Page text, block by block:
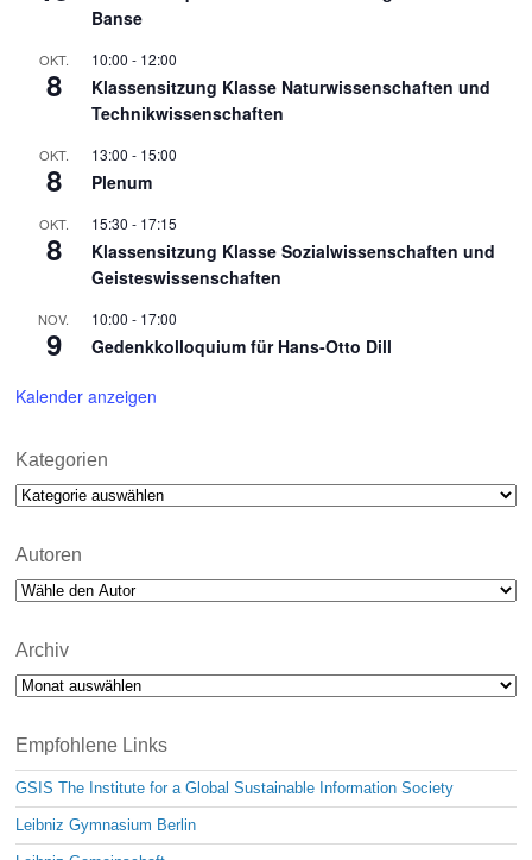
Banse
OKT.
8
10:00 - 12:00
Klassensitzung Klasse Naturwissenschaften und
Technikwissenschaften
OKT.
8
13:00 - 15:00
Plenum
OKT.
8
15:30 - 17:15
Klassensitzung Klasse Sozialwissenschaften und
Geisteswissenschaften
NOV.
9
10:00 - 17:00
Gedenkkolloquium für Hans-Otto Dill
Kalender anzeigen
Kategorien
Kategorien
Autoren
Archiv
Archiv
Empfohlene Links
GSIS The Institute for a Global Sustainable Information Society
Leibniz Gymnasium Berlin